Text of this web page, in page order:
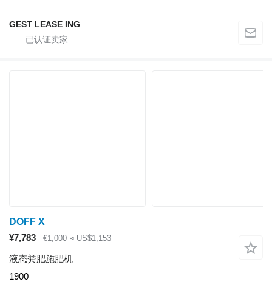
GEST LEASE ING
DOFF X
¥7,783
€1,000 ≈ US$1,153
液态粪肥施肥机
1900